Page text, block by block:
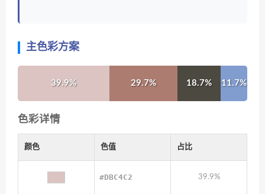
主色彩方案
39.9% 29.7% 18.7% 11.7%
色彩详情
颜色 色值 占比
#DBC4C2 39.9%